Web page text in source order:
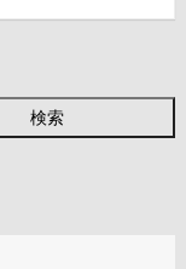
検索